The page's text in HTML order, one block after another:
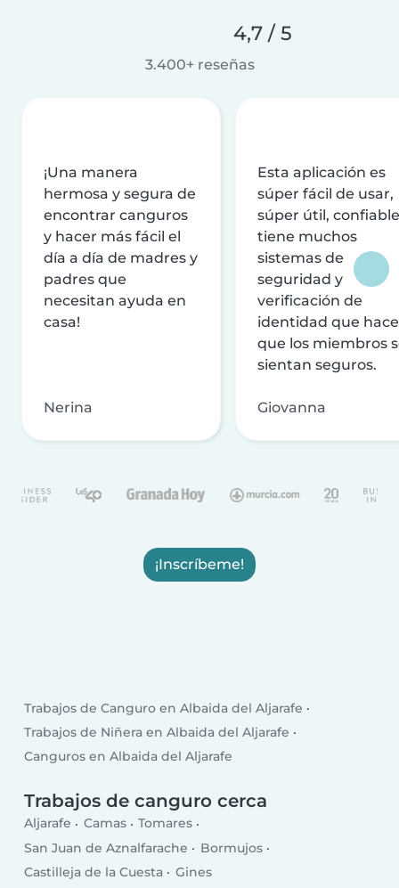
4,7 / 5
3.400+ reseñas
¡Una manera
hermosa y segura de
encontrar canguros
y hacer más fácil el
día a día de madres y
padres que
necesitan ayuda en
casa!
Nerina
Esta aplicación es
súper fácil de usar,
súper útil,
tiene muchos
sistemas de
seguridad y
verificación de
identidad que
que los miembros
sientan seguros.
Giovanna
¡Inscríbeme!
Trabajos de Canguro en Albaida del Aljarafe
Trabajos de Niñera en Albaida del Aljarafe
Canguros en Albaida del Aljarafe
Trabajos de canguro cerca
Aljarafe Camas
Tomares
San Juan de Aznalfarache
Bormujos
Castilleja de la Cuesta
Gines